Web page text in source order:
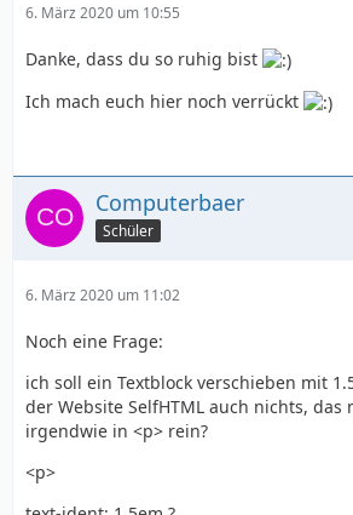
6. März 2020 um 10:55
Danke, dass du so ruhig bist
Ich mach euch hier noch verrückt
Computerbaer
Schüler
6. März 2020 um 11:02
Noch eine Frage:
ich soll ein Textblock verschieben mit
der Website SelfHTML auch nichts, das
irgendwie in <p> rein?
<p>